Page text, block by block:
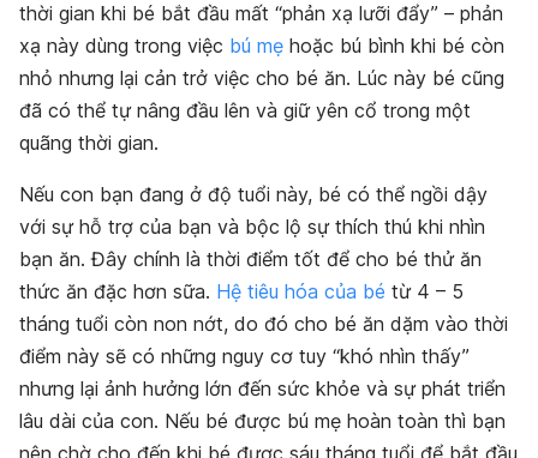
thời gian khi bé bắt đầu mất “phản xạ lưỡi đẩy” – phản
xạ này dùng trong việc bú mẹ hoặc bú bình khi bé còn
nhỏ nhưng lại cản trở việc cho bé ăn. Lúc này bé cũng
đã có thể tự nâng đầu lên và giữ yên cổ trong một
quãng thời gian.
Nếu con bạn đang ở độ tuổi này, bé có thể ngồi dậy
với sự hỗ trợ của bạn và bộc lộ sự thích thú khi nhìn
bạn ăn. Đây chính là thời điểm tốt để cho bé thử ăn
thức ăn đặc hơn sữa. Hệ tiêu hóa của bé từ 4 – 5
tháng tuổi còn non nớt, do đó cho bé ăn dặm vào thời
điểm này sẽ có những nguy cơ tuy “khó nhìn thấy”
nhưng lại ảnh hưởng lớn đến sức khỏe và sự phát triển
lâu dài của con. Nếu bé được bú mẹ hoàn toàn thì bạn